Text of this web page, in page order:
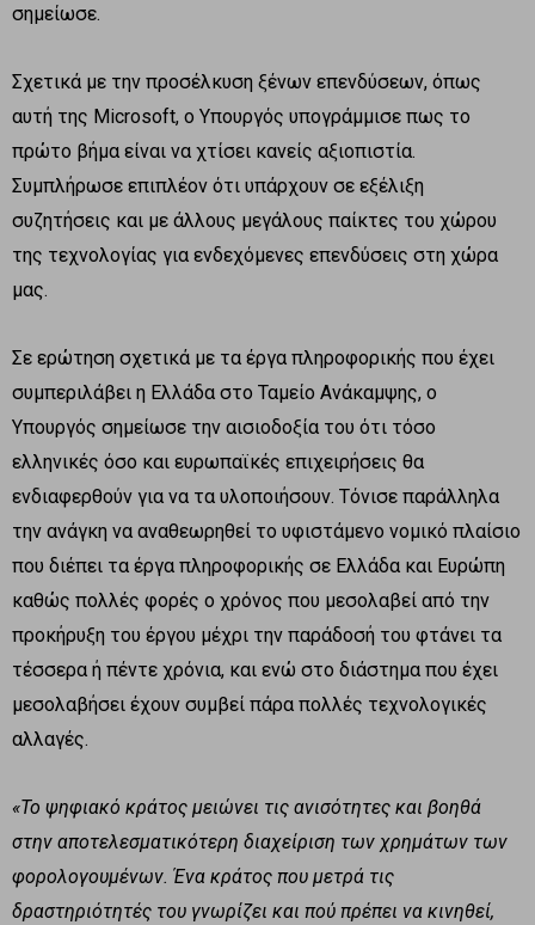
σημείωσε.
Σχετικά με την προσέλκυση ξένων επενδύσεων, όπως
αυτή της Microsoft, ο Υπουργός υπογράμμισε πως το
πρώτο βήμα είναι να χτίσει κανείς αξιοπιστία.
Συμπλήρωσε επιπλέον ότι υπάρχουν σε εξέλιξη
συζητήσεις και με άλλους μεγάλους παίκτες του χώρου
της τεχνολογίας για ενδεχόμενες επενδύσεις στη χώρα
μας.
Σε ερώτηση σχετικά με τα έργα πληροφορικής που έχει
συμπεριλάβει η Ελλάδα στο Ταμείο Ανάκαμψης, ο
Υπουργός σημείωσε την αισιοδοξία του ότι τόσο
ελληνικές όσο και ευρωπαϊκές επιχειρήσεις θα
ενδιαφερθούν για να τα υλοποιήσουν. Τόνισε παράλληλα
την ανάγκη να αναθεωρηθεί το υφιστάμενο νομικό πλαίσιο
που διέπει τα έργα πληροφορικής σε Ελλάδα και Ευρώπη
καθώς πολλές φορές ο χρόνος που μεσολαβεί από την
προκήρυξη του έργου μέχρι την παράδοσή του φτάνει τα
τέσσερα ή πέντε χρόνια, και ενώ στο διάστημα που έχει
μεσολαβήσει έχουν συμβεί πάρα πολλές τεχνολογικές
αλλαγές.
«Το ψηφιακό κράτος μειώνει τις ανισότητες και βοηθά
στην αποτελεσματικότερη διαχείριση των χρημάτων των
φορολογουμένων. Ένα κράτος που μετρά τις
δραστηριότητές του γνωρίζει και πού πρέπει να κινηθεί,